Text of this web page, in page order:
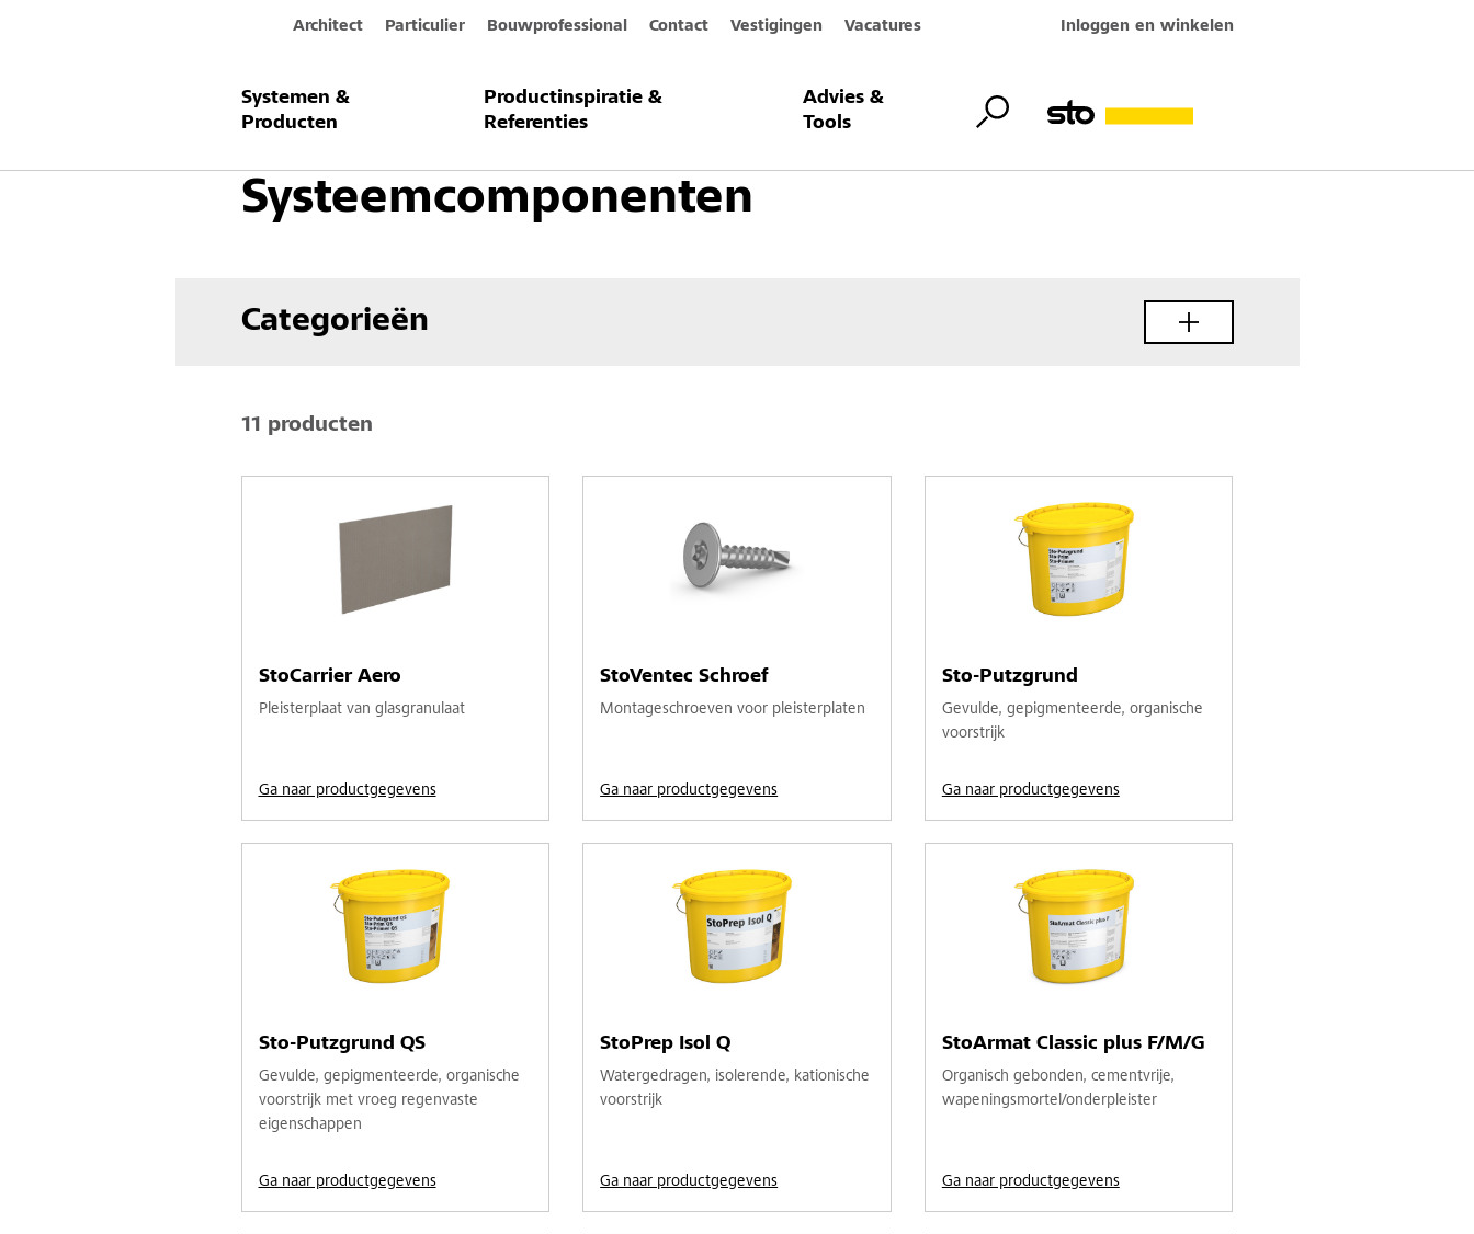
Architect Particulier Bouwprofessional Contact Vestigingen Vacatures Inloggen en winkelen
Systemen &
Producten
Productinspiratie &
Referenties
Advies &
Tools
Producten & Systemen Voorgehangen, geventileerde gevelsystemen Systeemcomponenten
Systeemcomponenten
Categorieën
11 producten
StoCarrier Aero
Pleisterplaat van glasgranulaat
Ga naar productgegevens
StoVentec Schroef
Montageschroeven voor pleisterplaten
Ga naar productgegevens
Sto-Putzgrund
Gevulde, gepigmenteerde, organische
voorstrijk
Ga naar productgegevens
Sto-Putzgrund QS
Gevulde, gepigmenteerde, organische
voorstrijk met vroeg regenvaste
eigenschappen
Ga naar productgegevens
StoPrep Isol Q
Watergedragen, isolerende, kationische
voorstrijk
Ga naar productgegevens
StoArmat Classic plus F/M/G
Organisch gebonden, cementvrije,
wapeningsmortel/onderpleister
Ga naar productgegevens